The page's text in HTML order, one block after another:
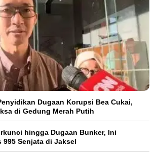
Dugaan Korupsi Bea Cukai,
di Gedung Merah Putih
hingga Dugaan Bunker, Ini
Senjata di Jaksel